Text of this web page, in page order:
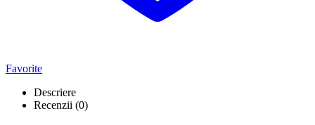
Favorite
Descriere
Recenzii (0)